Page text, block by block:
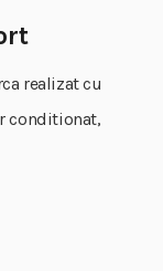
realizat cu
conditionat,